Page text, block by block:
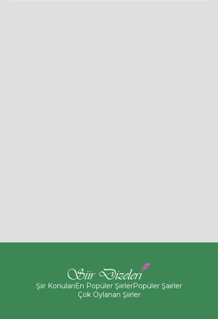
Şiir KonularıEn Popüler ŞiirlerPopüler Şairler
Çok Oylanan Şiirler